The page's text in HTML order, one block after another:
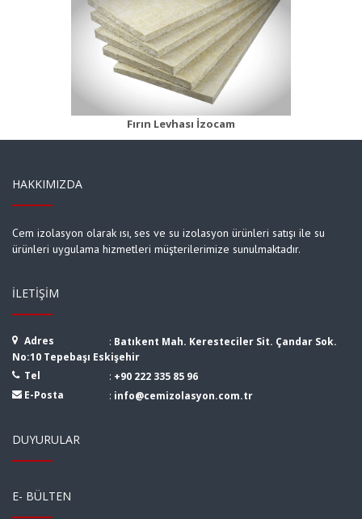
Fırın Levhası İzocam
Fırın Şiltesi 55 Beyaz
Ürün Detayı
HAKKIMIZDA
Cem izolasyon olarak ısı, ses ve su izolasyon ürünleri satışı ile su
ürünleri uygulama hizmetleri müşterilerimize sunulmaktadır.
İLETIŞIM
Adres : Batıkent Mah. Keresteciler Sit. Çandar Sok.
No:10 Tepebaşı Eskişehir
Tel
: +90 222 335 85 96
E-Posta
: info@cemizolasyon.com.tr
DUYURULAR
E- BÜLTEN